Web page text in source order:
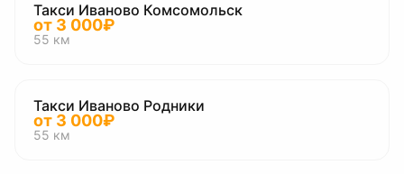
Такси Иваново Комсомольск
от 3 000₽
55 км
Такси Иваново Родники
от 3 000₽
55 км